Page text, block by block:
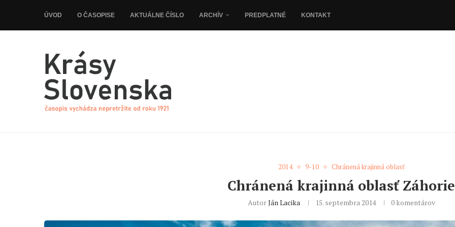
ÚVOD O ČASOPISE AKTUÁLNE ČÍSLO ARCHÍV PREDPLATNÉ KONTAKT
2014 9-10 Chránená krajinná oblasť
Chránená krajinná oblasť Záhorie
AutorJán Lacika 15. septembra 2014 0 komentárov